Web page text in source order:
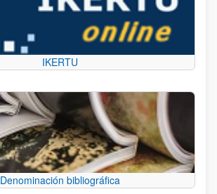
IKERTU
Denominación bibliográfica